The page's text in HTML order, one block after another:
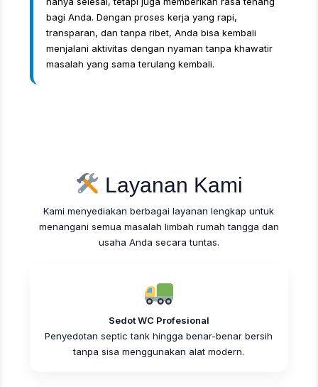
bagi Anda. Dengan proses kerja yang rapi,
transparan, dan tanpa ribet, Anda bisa kembali
menjalani aktivitas dengan nyaman tanpa khawatir
masalah yang sama terulang kembali.
Layanan Kami
Kami menyediakan berbagai layanan lengkap untuk
menangani semua masalah limbah rumah tangga dan
usaha Anda secara tuntas.
Sedot WC Profesional
Penyedotan septic tank hingga benar-benar bersih
tanpa sisa menggunakan alat modern.